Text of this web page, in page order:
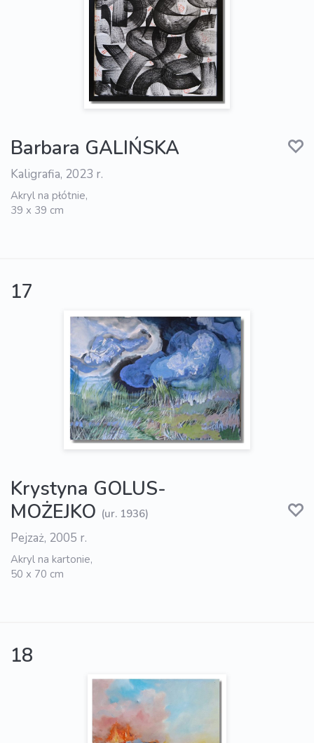
Barbara GALIŃSKA
Kaligrafia, 2023 r.
Akryl na płótnie,
39 x 39 cm
17
Krystyna GOLUS-
MOŻEJKO (ur. 1936)
Pejzaż, 2005 r.
Akryl na kartonie,
50 x 70 cm
18